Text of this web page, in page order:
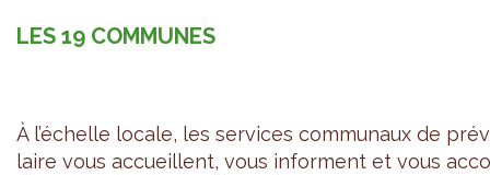
LES 19 COM­MUNES
À l’échelle locale, les ser­vices com­mu­naux de
laire vous accueillent, vous informent et vous